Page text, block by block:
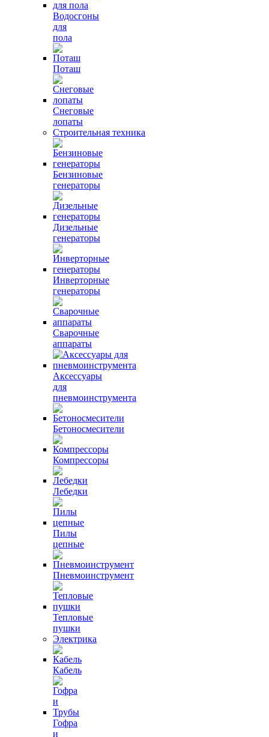
Водосгоны
для
пола
Поташ
Снеговые
лопаты
Строительная техника
Бензиновые
генераторы
Дизельные
генераторы
Инверторные
генераторы
Сварочные
аппараты
Аксессуары
для
пневмоинструмента
Бетоносмесители
Компрессоры
Лебедки
Пилы
цепные
Пневмоинструмент
Тепловые
пушки
Электрика
Кабель
Гофра
и